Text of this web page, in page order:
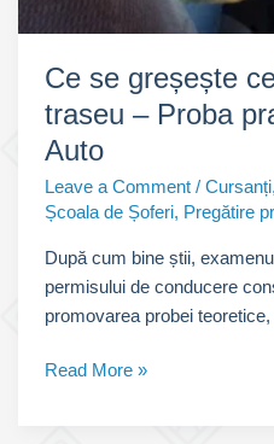
Ce se greșește
traseu – Proba
Auto
Leave a Comment /Cursanți
Școala de Șoferi, Pregătire
După cum bine știi,
permisului de conducere
promovarea probei
Ce
greșește
Read More »